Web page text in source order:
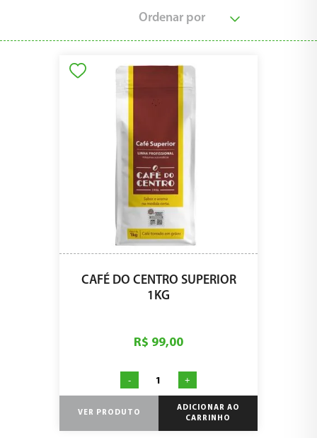
CAFÉ DO CENTRO SUPERIOR
1KG
R$ 99,00
- +
VER PRODUTO
ADICIONAR AO
CARRINHO